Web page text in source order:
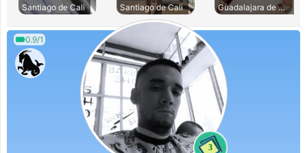
Santiago de Cali
Santiago de Cali
Guadalajara de Bug
0.9/1
3